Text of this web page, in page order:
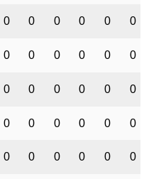
0 0 0 0 0 0
0 0 0 0 0 0
0 0 0 0 0 0
0 0 0 0 0 0
0 0 0 0 0 0